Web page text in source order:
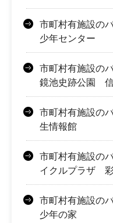
市町村有施設の
少年センター
市町村有施設の
鏡池史跡公園
市町村有施設の
生情報館
市町村有施設の
イクルプラザ
市町村有施設の
少年の家